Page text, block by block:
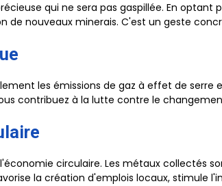
qui ne sera pas gaspillée. En
de nouveaux minerais. C'est un geste
les émissions de gaz à effet de
contribuez à la lutte contre le
circulaire. Les métaux collectés
la création d'emplois locaux, stimule